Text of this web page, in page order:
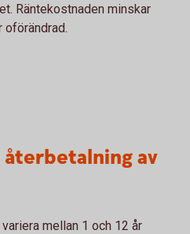
Räntekostnaden minskar
oförändrad.
av
mellan 1 och 12 år